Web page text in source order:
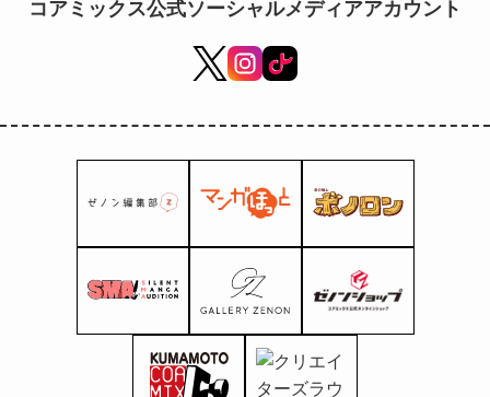
コアミックス公式ソーシャルメディアアカウント